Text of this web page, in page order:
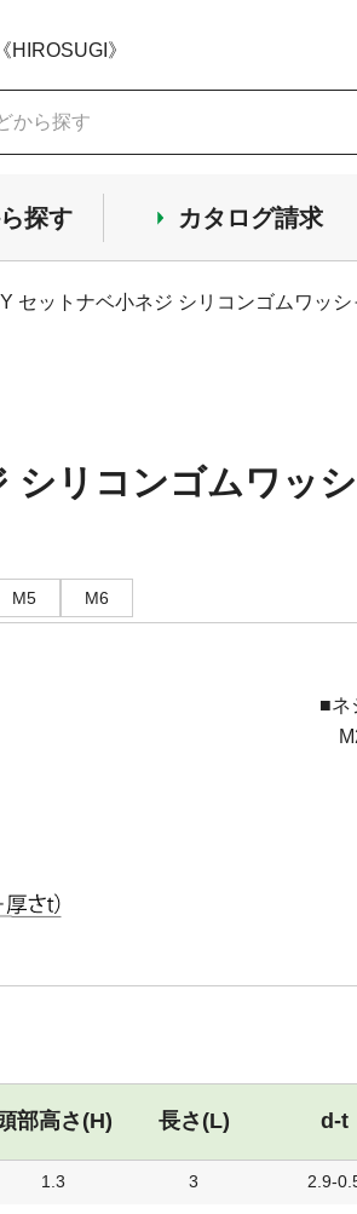
》
探す カタログ請求
セットナベ小ネジ シリコンゴムワッ
シリコンゴムワッ
M5 M6
■ネ
部高さ(H) 長さ(L) d-t
1.3 3 2.9-